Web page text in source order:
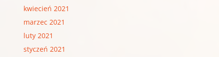
kwiecień 2021
marzec 2021
luty 2021
styczeń 2021